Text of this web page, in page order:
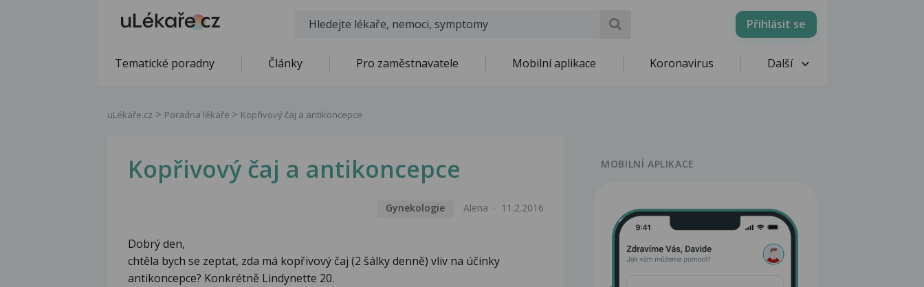
Přihlásit se
Tematické poradny Články Pro zaměstnavatele Mobilní aplikace Koronavirus Další
uLékaře.cz Poradna lékaře Kopřivový čaj a antikoncepce
Kopřivový čaj a antikoncepce
Gynekologie Alena 11.2.2016
Dobrý den,
chtěla bych se zeptat, zda má kopřivový čaj (2 šálky denně) vliv na účinky
antikoncepce? Konkrétně Lindynette 20.
MOBILNÍ APLIKACE